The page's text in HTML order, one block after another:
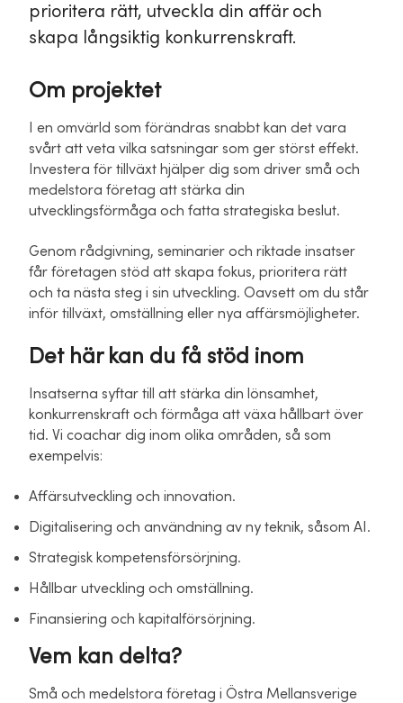
prioritera rätt, utveckla din affär och
skapa långsiktig konkurrenskraft.
Om projektet
I en omvärld som förändras snabbt kan det vara
svårt att veta vilka satsningar som ger störst effekt.
Investera för tillväxt hjälper dig som driver små och
medelstora företag att stärka din
utvecklingsförmåga och fatta strategiska beslut.
Genom rådgivning, seminarier och riktade insatser
får företagen stöd att skapa fokus, prioritera rätt
och ta nästa steg i sin utveckling. Oavsett om du står
inför tillväxt, omställning eller nya affärsmöjligheter.
Det här kan du få stöd inom
Insatserna syftar till att stärka din lönsamhet,
konkurrenskraft och förmåga att växa hållbart över
tid. Vi coachar dig inom olika områden, så som
exempelvis:
Affärsutveckling och innovation.
Digitalisering och användning av ny teknik, såsom AI.
Strategisk kompetensförsörjning.
Hållbar utveckling och omställning.
Finansiering och kapitalförsörjning.
Vem kan delta?
Små och medelstora företag i Östra Mellansverige